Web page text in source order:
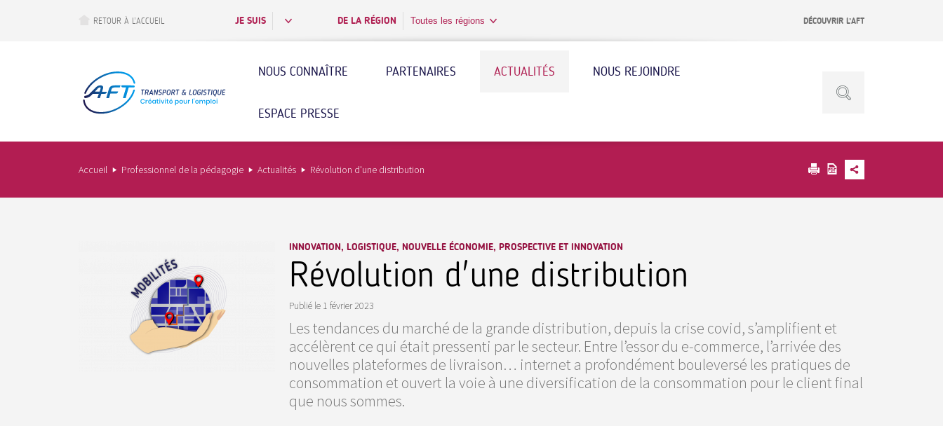
RETOUR À L’ACCUEIL JE SUIS DE LA RÉGION Toutes les régions DÉCOUVRIR L’AFT
NOUS CONNAÎTRE PARTENAIRES ACTUALITÉS NOUS REJOINDRE
ESPACE PRESSE
Accueil Professionnel de la pédagogie Actualités Révolution d'une distribution
INNOVATION, LOGISTIQUE, NOUVELLE ÉCONOMIE, PROSPECTIVE ET INNOVATION
Révolution d'une distribution
Publié le 1 février 2023
Les tendances du marché de la grande distribution, depuis la crise covid, s’amplifient et
accélèrent ce qui était pressenti par le secteur. Entre l’essor du e-commerce, l’arrivée des
nouvelles plateformes de livraison… internet a profondément bouleversé les pratiques de
consommation et ouvert la voie à une diversification de la consommation pour le client final
que nous sommes.